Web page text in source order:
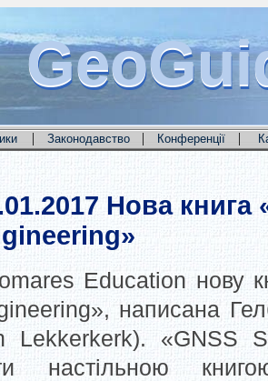
| Законодавство | Конференції |
Нова книга
Education нову
написана
Lekkerkerk). «GNSS
настільною